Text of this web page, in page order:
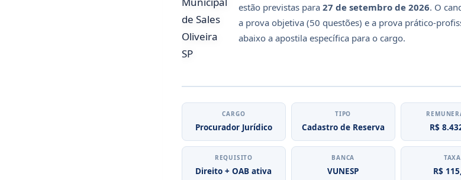
estão previstas para 27 de setembro de 2026. O
a prova objetiva (50 questões) e a prova prático-
abaixo a apostila específica para o cargo.
CARGO
Procurador Jurídico
TIPO
Cadastro de Reserva R$
REQUISITO
Direito + OAB ativa
BANCA
VUNESP
TAXA
R$